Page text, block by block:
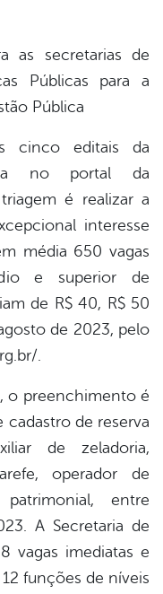
as secretarias de
Públicas para a
Pública
cinco editais da
no portal da
é realizar a
interesse
média 650 vagas
e superior de
de R$ 40, R$ 50
de 2023, pelo
.
o preenchimento é
cadastro de reserva
de zeladoria,
operador de
entre
A Secretaria de
vagas imediatas e
funções de níveis